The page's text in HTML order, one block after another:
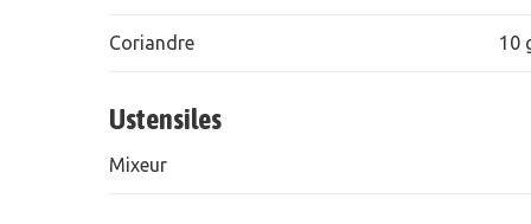
Coriandre 10
Ustensiles
Mixeur